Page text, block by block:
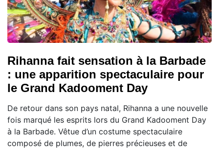
Rihanna fait sensation à la Barbade
: une apparition spectaculaire pour
le Grand Kadooment Day
De retour dans son pays natal, Rihanna a une nouvelle
fois marqué les esprits lors du Grand Kadooment Day
à la Barbade. Vêtue d’un costume spectaculaire
composé de plumes, de pierres précieuses et de